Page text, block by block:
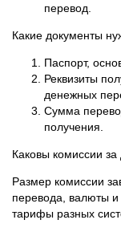
перевод.
Какие документы
Паспорт,
Реквизиты
денежных
Сумма
получения.
Каковы комиссии
Размер комиссии
перевода, валюты и
тарифы разных